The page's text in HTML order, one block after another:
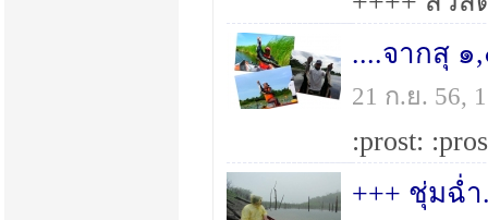
....จากสุ ๑
21 ก.ย. 56,
+++ ชุ่มฉ่ำ